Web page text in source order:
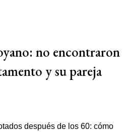
no encontraron
y su pareja